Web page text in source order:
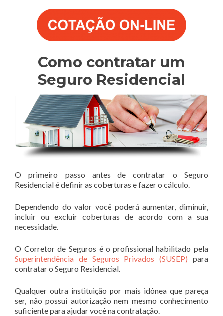
Como contratar um
Seguro Residencial
O primeiro passo antes de contratar o Seguro
Residencial é definir as coberturas e fazer o cálculo.
Dependendo do valor você poderá aumentar, diminuir,
incluir ou excluir coberturas de acordo com a sua
necessidade.
O Corretor de Seguros é o profissional habilitado pela
Superintendência de Seguros Privados (SUSEP) para
contratar o Seguro Residencial.
Qualquer outra instituição por mais idônea que pareça
ser, não possui autorização nem mesmo conhecimento
suficiente para ajudar você na contratação.